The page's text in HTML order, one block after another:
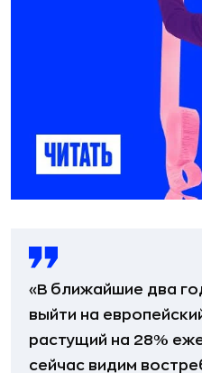
«В ближайшие два
выйти на
растущий на 28%
сейчас видим